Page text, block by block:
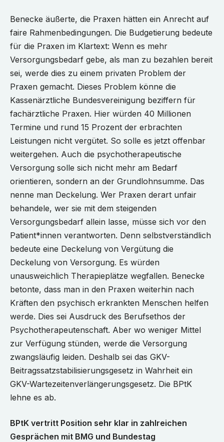
Benecke äußerte, die Praxen hätten ein Anrecht auf
faire Rahmenbedingungen. Die Budgetierung bedeute
für die Praxen im Klartext: Wenn es mehr
Versorgungsbedarf gebe, als man zu bezahlen bereit
sei, werde dies zu einem privaten Problem der
Praxen gemacht. Dieses Problem könne die
Kassenärztliche Bundesvereinigung beziffern für
fachärztliche Praxen. Hier würden 40 Millionen
Termine und rund 15 Prozent der erbrachten
Leistungen nicht vergütet. So solle es jetzt offenbar
weitergehen. Auch die psychotherapeutische
Versorgung solle sich nicht mehr am Bedarf
orientieren, sondern an der Grundlohnsumme. Das
nenne man Deckelung. Wer Praxen derart unfair
behandele, wer sie mit dem steigenden
Versorgungsbedarf allein lasse, müsse sich vor den
Patient*innen verantworten. Denn selbstverständlich
bedeute eine Deckelung von Vergütung die
Deckelung von Versorgung. Es würden
unausweichlich Therapieplätze wegfallen. Benecke
betonte, dass man in den Praxen weiterhin nach
Kräften den psychisch erkrankten Menschen helfen
werde. Dies sei Ausdruck des Berufsethos der
Psychotherapeutenschaft. Aber wo weniger Mittel
zur Verfügung stünden, werde die Versorgung
zwangsläufig leiden. Deshalb sei das GKV-
Beitragssatzstabilisierungsgesetz in Wahrheit ein
GKV-Wartezeitenverlängerungsgesetz. Die BPtK
lehne es ab.
BPtK vertritt Position sehr klar in zahlreichen
Gesprächen mit BMG und Bundestag